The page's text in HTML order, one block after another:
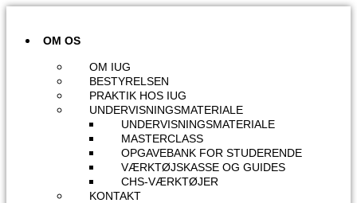
indholdOM OS
OM IUG
BESTYRELSEN
PRAKTIK HOS IUG
UNDERVISNINGSMATERIALE
UNDERVISNINGSMATERIALE
MASTERCLASS
OPGAVEBANK FOR STUDERENDE
VÆRKTØJSKASSE OG GUIDES
CHS-VÆRKTØJER
KONTAKT